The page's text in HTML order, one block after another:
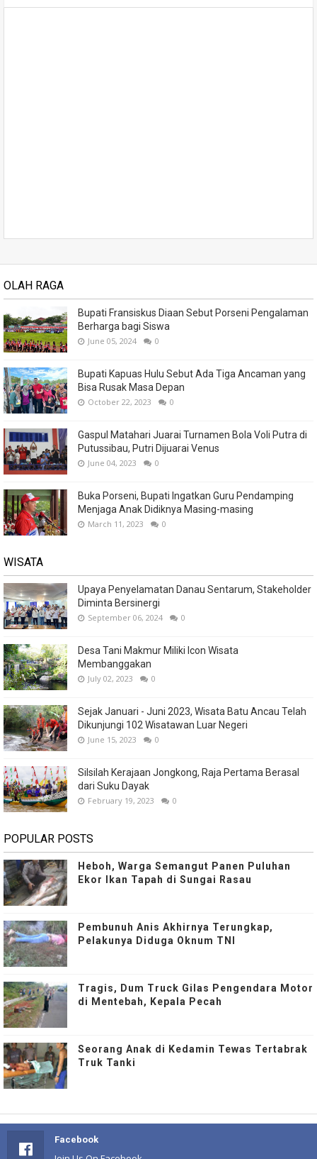
OLAH RAGA
Bupati Fransiskus Diaan Sebut Porseni Pengalaman
Berharga bagi Siswa
June 05, 2024 0
Bupati Kapuas Hulu Sebut Ada Tiga Ancaman yang
Bisa Rusak Masa Depan
October 22, 2023 0
Gaspul Matahari Juarai Turnamen Bola Voli Putra di
Putussibau, Putri Dijuarai Venus
June 04, 2023 0
Buka Porseni, Bupati Ingatkan Guru Pendamping
Menjaga Anak Didiknya Masing-masing
March 11, 2023 0
WISATA
Upaya Penyelamatan Danau Sentarum, Stakeholder
Diminta Bersinergi
September 06, 2024 0
Desa Tani Makmur Miliki Icon Wisata
Membanggakan
July 02, 2023 0
Sejak Januari - Juni 2023, Wisata Batu Ancau Telah
Dikunjungi 102 Wisatawan Luar Negeri
June 15, 2023 0
Silsilah Kerajaan Jongkong, Raja Pertama Berasal
dari Suku Dayak
February 19, 2023 0
POPULAR POSTS
Heboh, Warga Semangut Panen Puluhan
Ekor Ikan Tapah di Sungai Rasau
Pembunuh Anis Akhirnya Terungkap,
Pelakunya Diduga Oknum TNI
Tragis, Dum Truck Gilas Pengendara Motor
di Mentebah, Kepala Pecah
Seorang Anak di Kedamin Tewas Tertabrak
Truk Tanki
Facebook